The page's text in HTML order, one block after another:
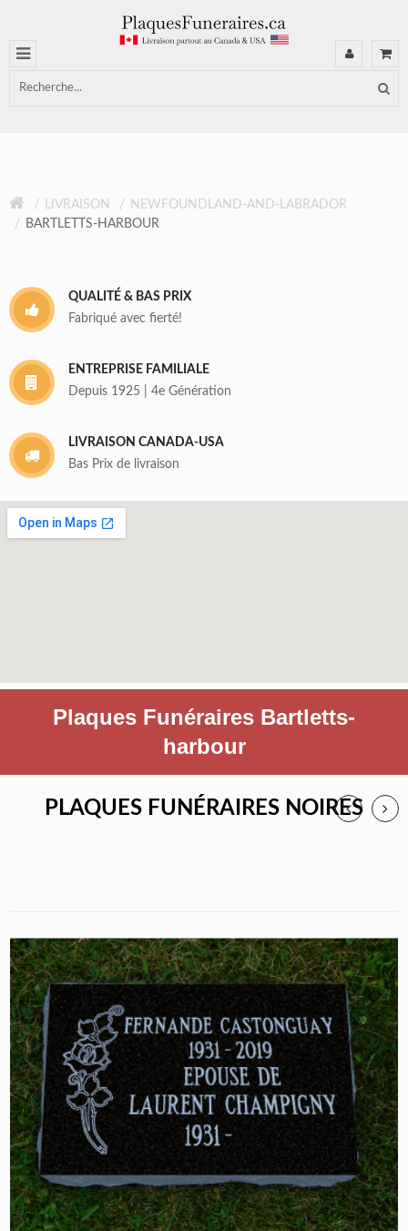
LIVRAISON
NEWFOUNDLAND-AND-LABRADOR
BARTLETTS-HARBOUR
QUALITÉ & BAS PRIX
Fabriqué avec fierté!
ENTREPRISE FAMILIALE
Depuis 1925 | 4e Génération
LIVRAISON CANADA-USA
Bas Prix de livraison
Plaques Funéraires Bartletts-
harbour
PLAQUES FUNÉRAIRES NOIRES